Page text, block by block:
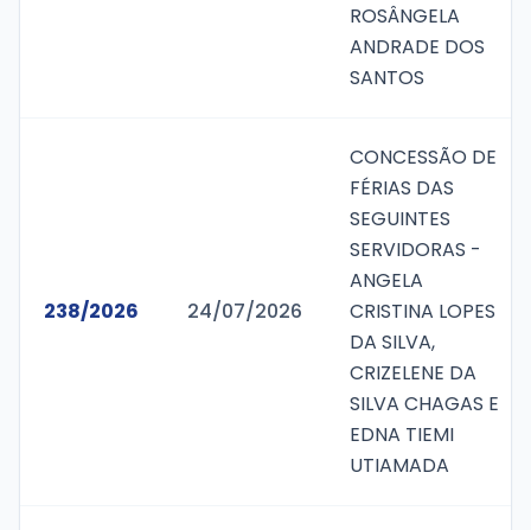
ROSÂNGELA
ANDRADE DOS
SANTOS
238/2026 24/07/2026
CONCESSÃO DE
FÉRIAS DAS
SEGUINTES
SERVIDORAS -
ANGELA
CRISTINA LOPES
DA SILVA,
CRIZELENE DA
SILVA CHAGAS E
EDNA TIEMI
UTIAMADA